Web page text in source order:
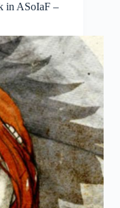
in ASoIaF –